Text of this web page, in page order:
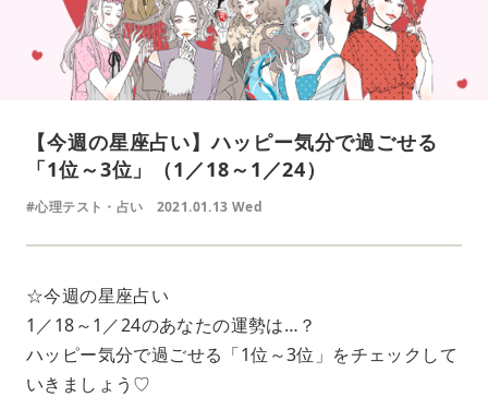
【今週の星座占い】ハッピー気分で過ごせる
「1位～3位」（1／18～1／24）
#心理テスト・占い 2021.01.13 Wed
☆今週の星座占い
1／18～1／24のあなたの運勢は…？
ハッピー気分で過ごせる「1位～3位」をチェックして
いきましょう♡